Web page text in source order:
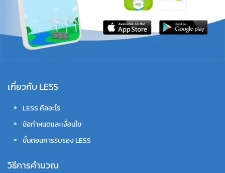
เกี่ยวกับ LESS
LESS คืออะไร
ข้อกำหนดและเงื่อนไข
ขั้นตอนการรับรอง LESS
วิธีการคำนวณ